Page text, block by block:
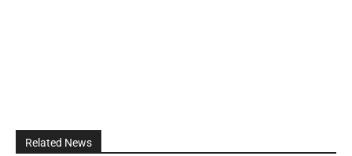
Related News